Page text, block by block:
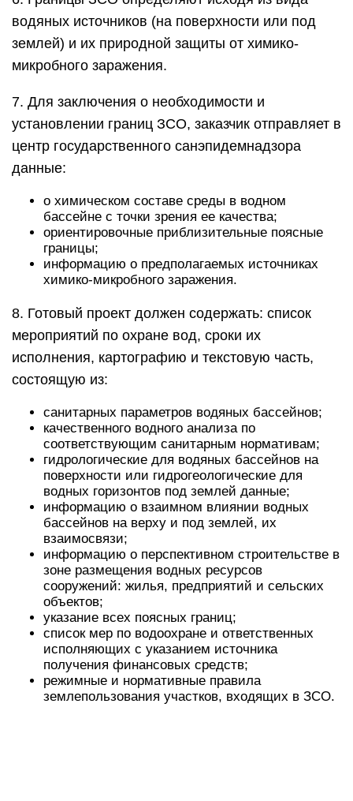
водяных источников (на поверхности или под
землей) и их природной защиты от химико-
микробного заражения.
7. Для заключения о необходимости и
установлении границ ЗСО, заказчик отправляет в
центр государственного санэпидемнадзора
данные:
о химическом составе среды в водном
бассейне с точки зрения ее качества;
ориентировочные приблизительные поясные
границы;
информацию о предполагаемых источниках
химико-микробного заражения.
8. Готовый проект должен содержать: список
мероприятий по охране вод, сроки их
исполнения, картографию и текстовую часть,
состоящую из:
санитарных параметров водяных бассейнов;
качественного водного анализа по
соответствующим санитарным нормативам;
гидрологические для водяных бассейнов на
поверхности или гидрогеологические для
водных горизонтов под землей данные;
информацию о взаимном влиянии водных
бассейнов на верху и под землей, их
взаимосвязи;
информацию о перспективном строительстве в
зоне размещения водных ресурсов
сооружений: жилья, предприятий и сельских
объектов;
указание всех поясных границ;
список мер по водоохране и ответственных
исполняющих с указанием источника
получения финансовых средств;
режимные и нормативные правила
землепользования участков, входящих в ЗСО.